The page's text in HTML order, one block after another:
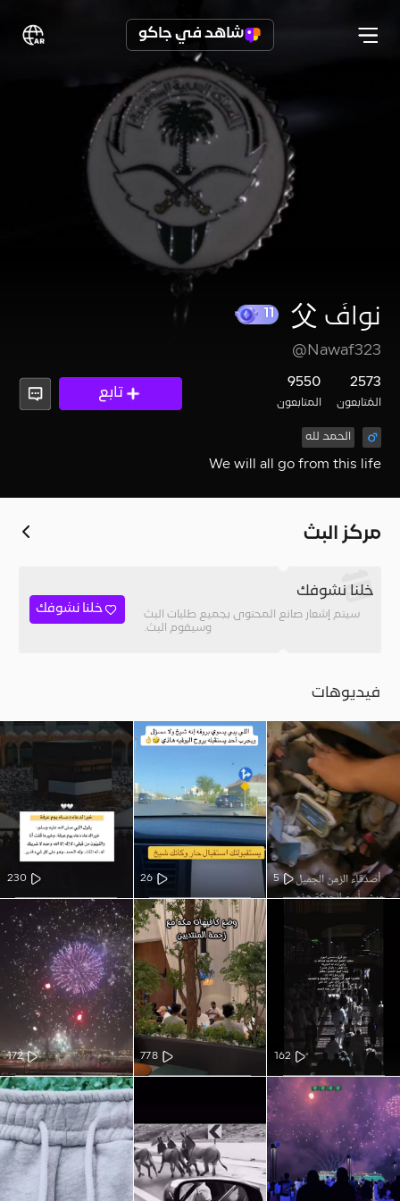
شاهد في جاكو
نوافَ 父
@Nawaf323
2573
المُتابعون
9550
المتابعون
تابع
الحمد لله
We will all go from this life
مركز البث
خلنا نشوفك
سيتم إشعار صانع المحتوى بجميع طلبات البث
وسيقوم البث.
خلنا نشوفك
فيديوهات
5
26
230
162
778
172